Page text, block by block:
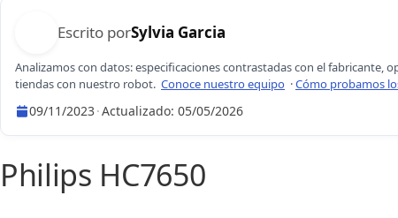
Escrito porSylvia Garcia
Analizamos con datos: especificaciones contrastadas con el fabricante,
tiendas con nuestro robot. Conoce nuestro equipo ·Cómo probamos
09/11/2023·Actualizado: 05/05/2026
Philips HC7650